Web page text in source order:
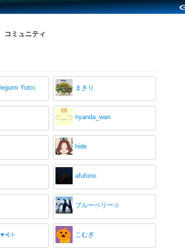
コミュニティ
Yuto） まきり
nyanda_wan
hide
afufono
ブルーベリー☆
♥⊰⊹ こむぎ